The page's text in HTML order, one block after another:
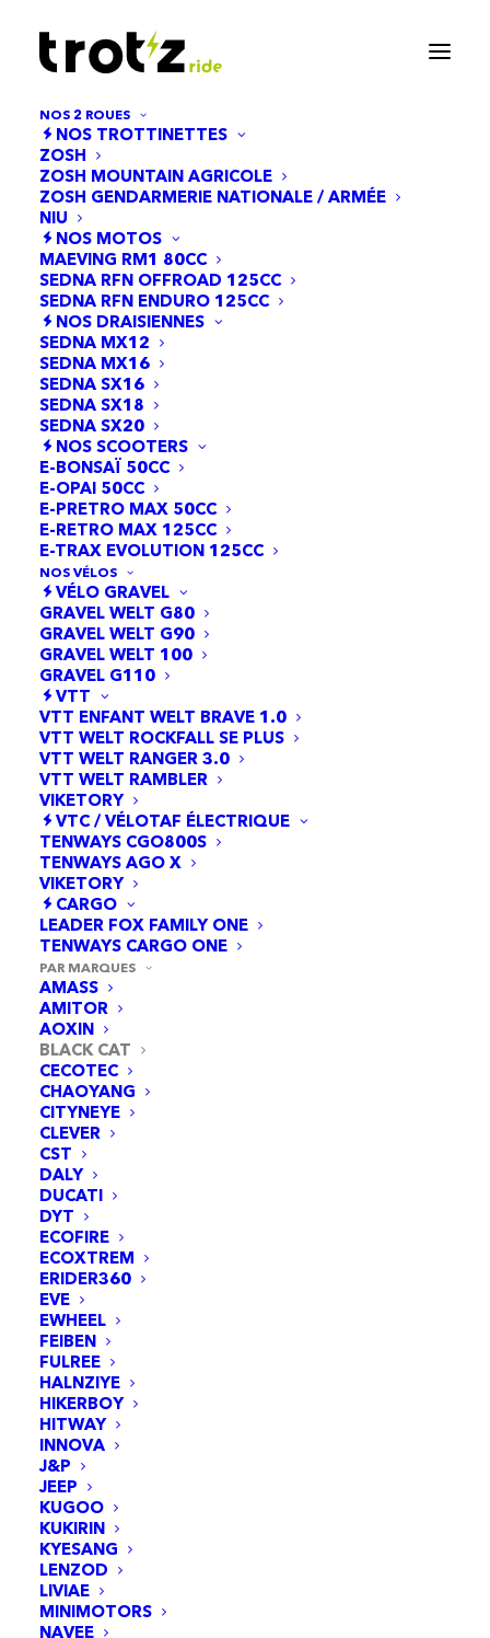
NOS 2 ROUES
NOS TROTTINETTES
ZOSH
ZOSH MOUNTAIN AGRICOLE
ZOSH GENDARMERIE NATIONALE / ARMÉE
NIU
NOS MOTOS
MAEVING RM1 80CC
SEDNA RFN OFFROAD 125CC
SEDNA RFN ENDURO 125CC
NOS DRAISIENNES
SEDNA MX12
SEDNA MX16
SEDNA SX16
SEDNA SX18
SEDNA SX20
NOS SCOOTERS
E-BONSAÏ 50CC
E-OPAI 50CC
E-PRETRO MAX 50CC
E-RETRO MAX 125CC
E-TRAX EVOLUTION 125CC
NOS VÉLOS
VÉLO GRAVEL
GRAVEL WELT G80
GRAVEL WELT G90
GRAVEL WELT 100
GRAVEL G110
VTT
VTT ENFANT WELT BRAVE 1.0
VTT WELT ROCKFALL SE PLUS
VTT WELT RANGER 3.0
VTT WELT RAMBLER
VIKETORY
VTC / VÉLOTAF ÉLECTRIQUE
TENWAYS CGO800S
TENWAYS AGO X
VIKETORY
CARGO
LEADER FOX FAMILY ONE
TENWAYS CARGO ONE
PAR MARQUES
AMASS
AMITOR
AOXIN
BLACK CAT
CECOTEC
CHAOYANG
CITYNEYE
CLEVER
CST
DALY
DUCATI
DYT
ECOFIRE
ECOXTREM
ERIDER360
EVE
EWHEEL
FEIBEN
FULREE
HALNZIYE
HIKERBOY
HITWAY
INNOVA
J&P
JEEP
KUGOO
KUKIRIN
KYESANG
LENZOD
LIVIAE
MINIMOTORS
NAVEE
Black Cat
10 résultats affichés
Chambre à air 10x(2 | 2,125) VC 90x90 Black Cat -